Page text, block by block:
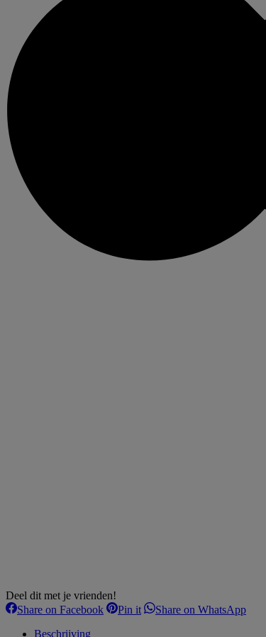
Deel dit met je vrienden!
Share on FacebookSharePin itShareShare on WhatsAppShare
Beschrijving